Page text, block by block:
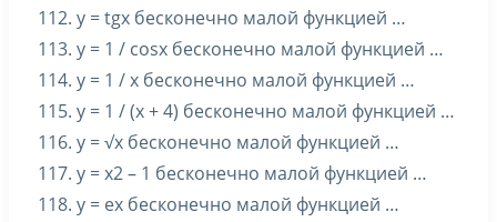
112. y = tgx бесконечно малой функцией …
113. y = 1 / cosx бесконечно малой функцией …
114. y = 1 / x бесконечно малой функцией …
115. y = 1 / (x + 4) бесконечно малой функцией …
116. y = √x бесконечно малой функцией …
117. y = x2 – 1 бесконечно малой функцией …
118. y = ex бесконечно малой функцией …